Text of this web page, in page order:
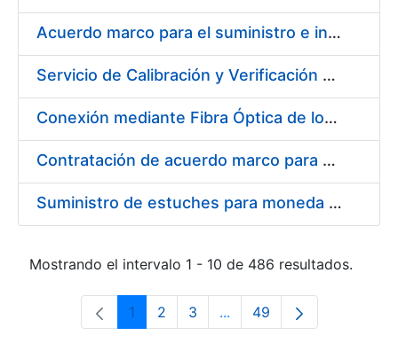
Acuerdo marco para el suministro e instalación de persianas, estores y otros complementos
Servicio de Calibración y Verificación Externa de los Equipos de Medición del Servicio de Prevención de la FNMT-RCM
Conexión mediante Fibra Óptica de los Centros de Proceso de Datos (CPDs) de las sedes de la FNMT-RCM de Burgos y Madrid
Contratación de acuerdo marco para el Suministro de Material de Electricidad para la Fábrica Nacional de Moneda y Timbre-Real Casa de la Moneda en su centro de trabajo de Burgos
Suministro de estuches para moneda de 30 €
Mostrando el intervalo 1 - 10 de 486 resultados.
Página
1 Página
2 Página
3 ...Páginas intermedias Use
Página
49